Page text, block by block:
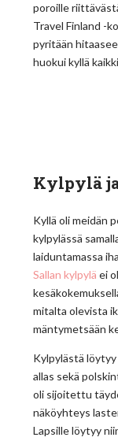
poroille
Travel Finland -
pyritään
huokui kyllä
Kylpylä
Kyllä oli meidän
kylpylässä
laiduntamassa
Sallan kylpylä ei
mitalta olevista
mäntymetsään
Kylpylästä
allas sekä
oli sijoitettu
näköyhteys
Lapsille löytyy